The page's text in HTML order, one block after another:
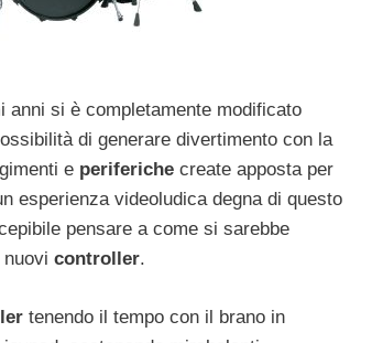
anni si è completamente modificato
di generare divertimento con la
e periferiche create apposta per
esperienza videoludica degna di questo
pensare a come si sarebbe
controller.
tenendo il tempo con il brano in